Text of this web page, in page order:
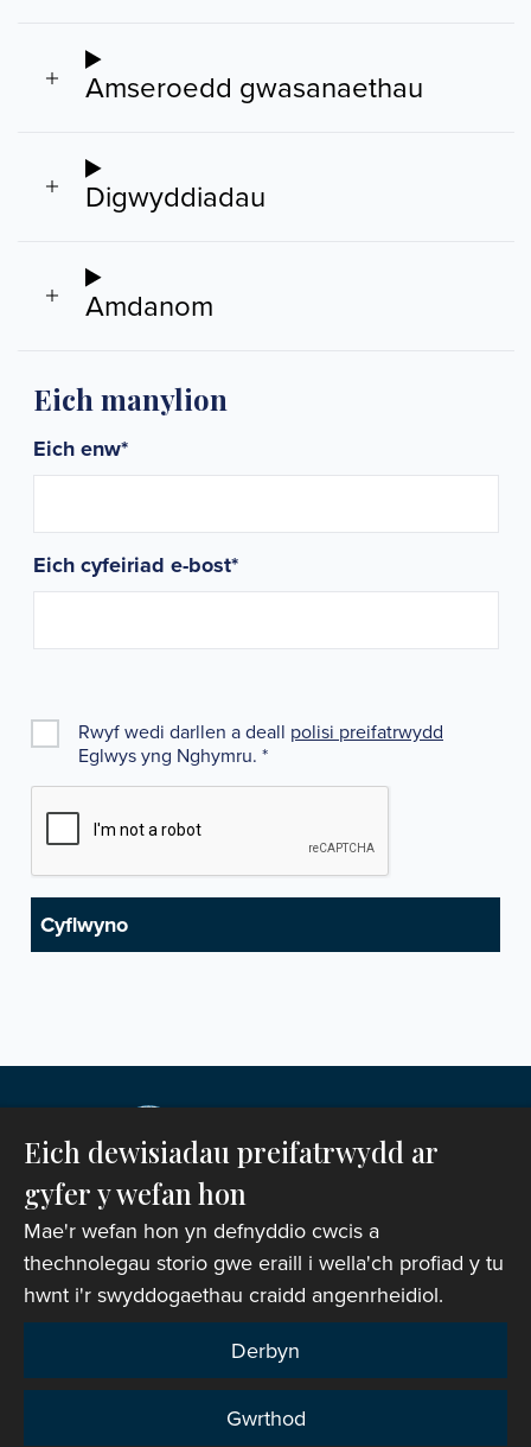
Amseroedd gwasanaethau
Digwyddiadau
Amdanom
Eich manylion
Eich enw*
Eich cyfeiriad e-bost*
Rwyf wedi darllen a deall polisi preifatrwydd
Eglwys yng Nghymru. *
Hawlfraint © 2007-2026 Corff Cynrychiolwyr yr
Eglwys yng Nghymru. Cedwir pob hawl.
Rhif Elusen Gofrestredig: 1142813
Telerau ac Amodau Gwefan|Cwcis
Eich dewisiadau preifatrwydd ar
gyfer y wefan hon
Mae'r wefan hon yn defnyddio cwcis a
thechnolegau storio gwe eraill i wella'ch profiad y tu
hwnt i'r swyddogaethau craidd angenrheidiol.
Derbyn
Gwrthod